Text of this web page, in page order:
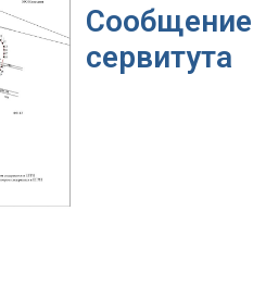
сервитута